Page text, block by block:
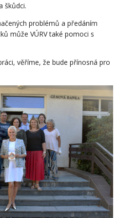
škůdci.
problémů a předáním
může VÚRV také pomoci s
věříme, že bude přínosná pro